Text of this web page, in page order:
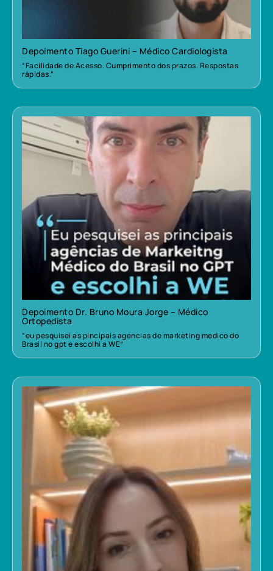
Depoimento Tiago Guerini – Médico Cardiologista
“Facilidade de Acesso. Cumprimento dos prazos. Respostas
rápidas.”
Depoimento Dr. Bruno Moura Jorge – Médico
Ortopedista
“eu pesquisei as pincipais agencias de marketing medico do
Brasil no gpt e escolhi a WE”